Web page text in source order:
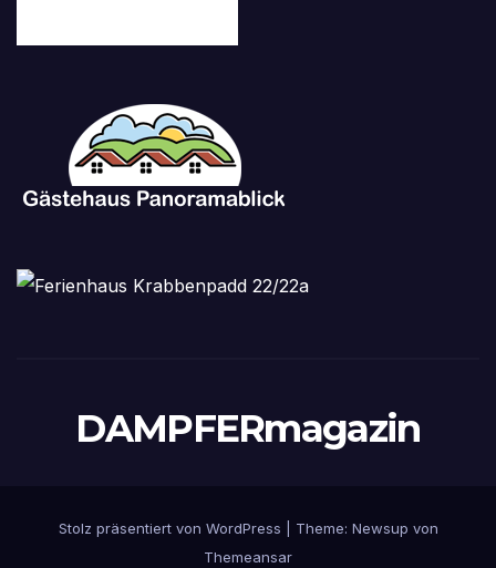
DAMPFERmagazin
Stolz präsentiert von WordPress Theme: Newsup von
Themeansar